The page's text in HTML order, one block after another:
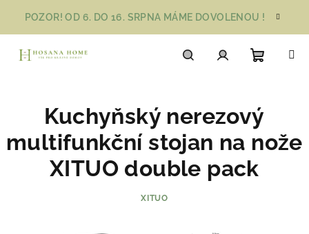
obsah
POZOR! OD 6. DO 16. SRPNA MÁME DOVOLENOU !
košík
Kuchyňský nerezový
multifunkční stojan na nože
XITUO double pack
XITUO